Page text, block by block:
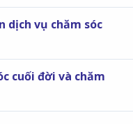
dịch vụ chăm sóc
cuối đời và chăm